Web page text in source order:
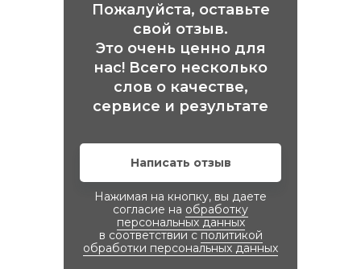
Пожалуйста, оставьте
свой отзыв.
Это очень ценно для
нас! Всего несколько
слов о качестве,
сервисе и результате
Написать отзыв
Нажимая на кнопку, вы даете
согласие на обработку
персональных данных
в соответствии с политикой
обработки персональных данных